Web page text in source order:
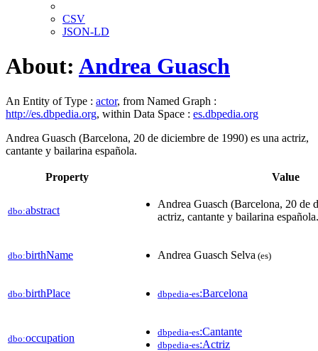
CSV
JSON-LD
About: Andrea Guasch
An Entity of Type : actor, from Named Graph :
http://es.dbpedia.org, within Data Space : es.dbpedia.org
Andrea Guasch (Barcelona, 20 de diciembre de 1990) es una actriz,
cantante y bailarina española.
Property Value
dbo:abstract
Andrea Guasch (Barcelona, 20 de
actriz, cantante y bailarina española.
dbo:birthName Andrea Guasch Selva (es)
dbo:birthPlace dbpedia-es:Barcelona
dbo:occupation dbpedia-es:Cantante
dbpedia-es:Actriz